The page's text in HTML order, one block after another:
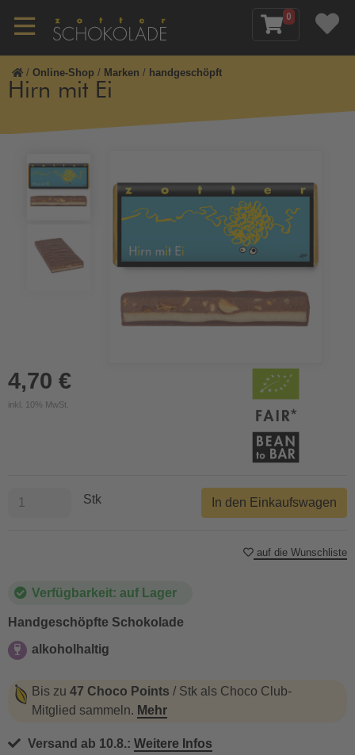
0
/ Online-Shop / Marken / handgeschöpft
Hirn mit Ei
4,70 €
inkl. 10% MwSt.
Verfügbarkeit: auf Lager
Handgeschöpfte Schokolade
alkoholhaltig
Bis zu 47 Choco Points / Stk als Choco Club-
Mitglied sammeln. Mehr
Versand ab 10.8.: Weitere Infos
Stk In den Einkaufswagen
auf die Wunschliste